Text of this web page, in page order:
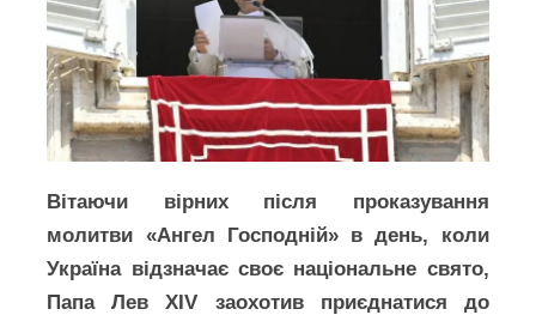
Вітаючи вірних після проказування
молитви «Ангел Господній» в день, коли
Україна відзначає своє національне свято,
Папа Лев XIV заохотив приєднатися до